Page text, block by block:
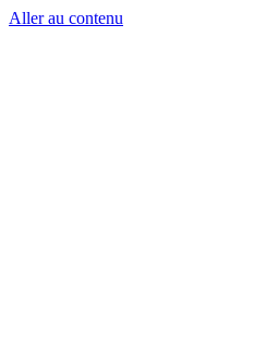
Aller au contenu